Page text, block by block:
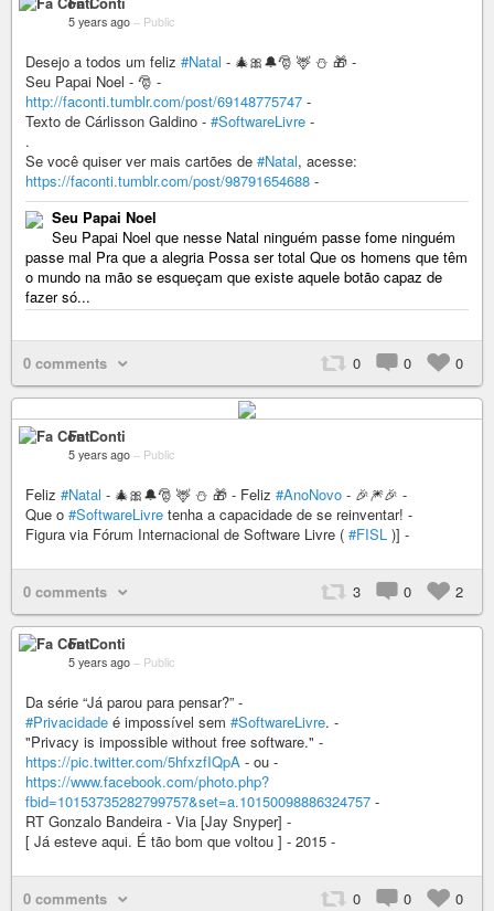
5 years ago – Public
Desejo a todos um feliz #Natal - 🎄🎀🔔🎅 🦌 ⛄️ 🎁 -
Seu Papai Noel - 🎅 -
http://faconti.tumblr.com/post/69148775747 -
Texto de Cárlisson Galdino - #SoftwareLivre -
.
Se você quiser ver mais cartões de #Natal, acesse:
https://faconti.tumblr.com/post/98791654688 -
Seu Papai Noel
Seu Papai Noel que nesse Natal ninguém passe fome ninguém
passe mal Pra que a alegria Possa ser total Que os homens que têm
o mundo na mão se esqueçam que existe aquele botão capaz de
fazer só...
0 comments 0 0 0
Fa Conti
5 years ago – Public
Feliz #Natal - 🎄🎀🔔🎅 🦌 ⛄️ 🎁 - Feliz #AnoNovo - 🎉🎆🎉 -
Que o #SoftwareLivre tenha a capacidade de se reinventar! -
Figura via Fórum Internacional de Software Livre ( #FISL )] -
0 comments 3 0 2
Fa Conti
5 years ago – Public
Da série “Já parou para pensar?” -
#Privacidade é impossível sem #SoftwareLivre. -
"Privacy is impossible without free software." -
https://pic.twitter.com/5hfxzfIQpA - ou -
https://www.facebook.com/photo.php?
fbid=10153735282799757&set=a.10150098886324757 -
RT Gonzalo Bandeira - Via [Jay Snyper] -
[ Já esteve aqui. É tão bom que voltou ] - 2015 -
0 comments 0 0 0